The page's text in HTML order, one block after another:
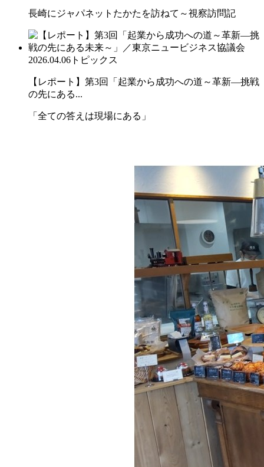
長崎にジャパネットたかたを訪ねて～視察訪問記
2026.04.06 トピックス
【レポート】第3回「起業から成功への道～革新―挑戦
の先にある...
「全ての答えは現場にある」